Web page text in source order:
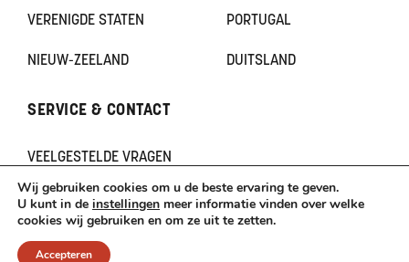
VERENIGDE STATEN PORTUGAL
NIEUW-ZEELAND DUITSLAND
SERVICE & CONTACT
VEELGESTELDE VRAGEN
CONTACT
KLACHTEN
TERUGBETAAL- EN RETOURNERINGSBELEID
Wij gebruiken cookies om u de beste ervaring te geven.
U kunt in de instellingen meer informatie vinden over welke
cookies wij gebruiken en om ze uit te zetten.
Accepteren